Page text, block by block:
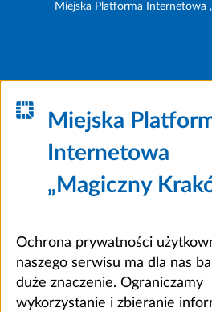
Miejska Platforma Internetowa
Miejska
Internetowa
„Magiczny
Ochrona prywatności
naszego serwisu ma dla nas
duże znaczenie. Ograniczamy
wykorzystanie i zbieranie